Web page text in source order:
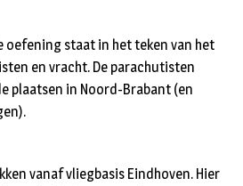
oefening staat in het teken van het
en vracht. De parachutisten
plaatsen in Noord-Brabant (en
vanaf vliegbasis Eindhoven. Hier